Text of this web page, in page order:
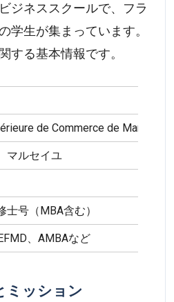
ジネススクールで、フラ
学生が集まっています。
する基本情報です。
de Commerce de
マルセイユ
士号（MBA含む）
、AMBAなど
ミッション